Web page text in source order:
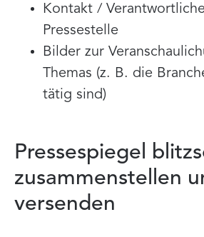
Kontakt /
Pressestelle
Bilder zur
Themas (z. B. die
tätig sind)
Pressespiegel
zusammenstellen
versenden